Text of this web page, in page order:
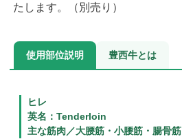
たします。（別売り）
使用部位説明 豊西牛とは
ヒレ
英名：Tenderloin
主な筋肉／大腰筋・小腰筋・腸骨筋